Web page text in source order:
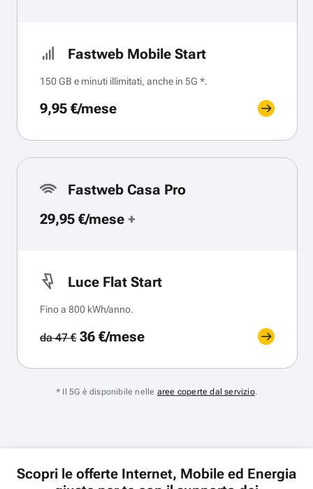
Fastweb Mobile Start
150 GB e minuti illimitati, anche in 5G *.
9,95 €/mese
Fastweb Casa Pro
29,95 €/mese +
Luce Flat Start
Fino a 800 kWh/anno.
da 47 €36 €/mese
* Il 5G è disponibile nelle aree coperte dal servizio.
Scopri le offerte Internet, Mobile ed Energia